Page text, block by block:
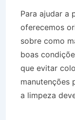
Para ajudar a
oferecemos
sobre como
boas
que evitar
manutenções
a limpeza